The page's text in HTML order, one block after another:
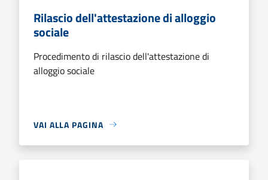
Rilascio dell'attestazione di alloggio
sociale
Procedimento di rilascio dell'attestazione di
alloggio sociale
VAI ALLA PAGINA